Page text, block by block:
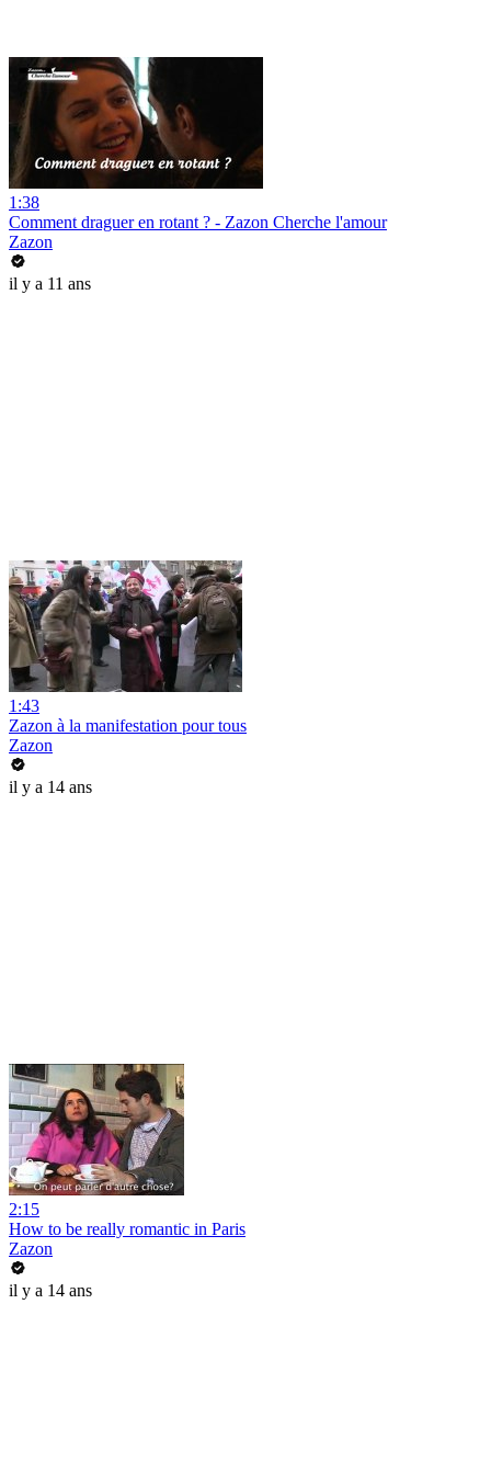
1:38
Comment draguer en rotant ? - Zazon Cherche l'amour
Zazon
il y a 11 ans
1:43
Zazon à la manifestation pour tous
Zazon
il y a 14 ans
2:15
How to be really romantic in Paris
Zazon
il y a 14 ans